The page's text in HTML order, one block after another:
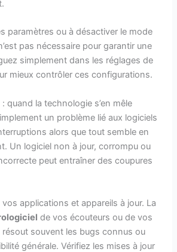
paramètres ou à désactiver le mode
pas nécessaire pour garantir une
simplement dans les réglages de
mieux contrôler ces configurations.
quand la technologie s’en mêle
un problème lié aux logiciels
alors que tout semble en
Un logiciel non à jour, corrompu ou
peut entraîner des coupures
applications et appareils à jour. La
de vos écouteurs ou de vos
souvent les bugs connus ou
générale. Vérifiez les mises à jour